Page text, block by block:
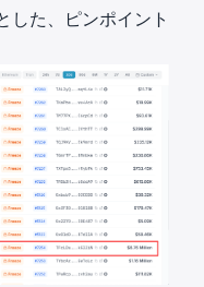
した、ピンポイント